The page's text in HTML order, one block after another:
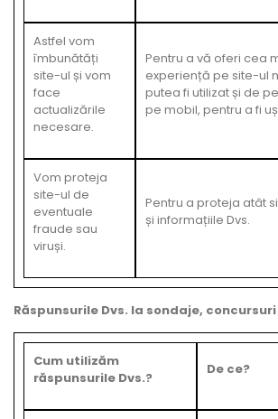
Astfel vom
îmbunătăți
site-ul și vom
face
actualizările
necesare.
Pentru a vă oferi cea
experiență pe site-ul
putea fi utilizat și de
pe mobil, pentru a fi
Vom proteja
site-ul de
eventuale
fraude sau
viruși.
Pentru a proteja atât
și informațiile Dvs.
Răspunsurile Dvs. la sondaje,
Cum utilizăm
răspunsurile Dvs.?
De ce?